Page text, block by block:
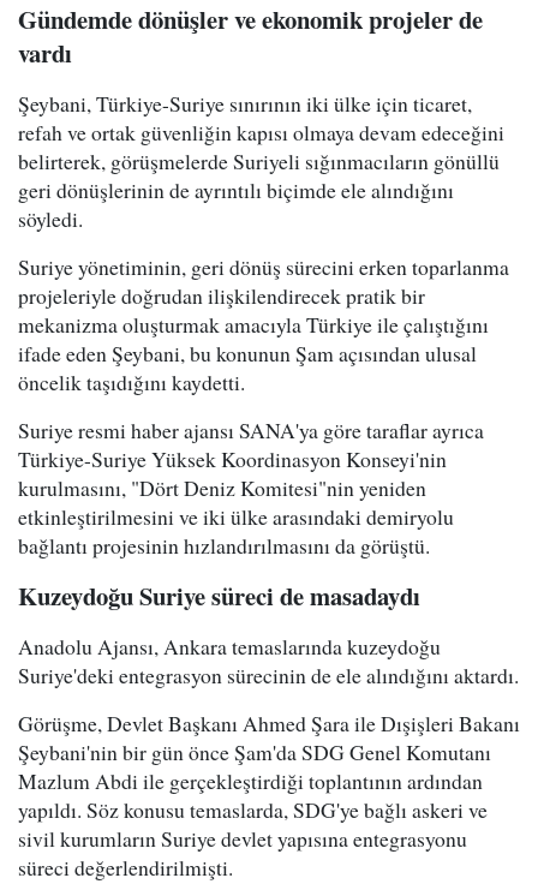
Gündemde dönüşler ve ekonomik projeler de
vardı
Şeybani, Türkiye-Suriye sınırının iki ülke için ticaret,
refah ve ortak güvenliğin kapısı olmaya devam edeceğini
belirterek, görüşmelerde Suriyeli sığınmacıların gönüllü
geri dönüşlerinin de ayrıntılı biçimde ele alındığını
söyledi.
Suriye yönetiminin, geri dönüş sürecini erken toparlanma
projeleriyle doğrudan ilişkilendirecek pratik bir
mekanizma oluşturmak amacıyla Türkiye ile çalıştığını
ifade eden Şeybani, bu konunun Şam açısından ulusal
öncelik taşıdığını kaydetti.
Suriye resmi haber ajansı SANA'ya göre taraflar ayrıca
Türkiye-Suriye Yüksek Koordinasyon Konseyi'nin
kurulmasını, "Dört Deniz Komitesi"nin yeniden
etkinleştirilmesini ve iki ülke arasındaki demiryolu
bağlantı projesinin hızlandırılmasını da görüştü.
Kuzeydoğu Suriye süreci de masadaydı
Anadolu Ajansı, Ankara temaslarında kuzeydoğu
Suriye'deki entegrasyon sürecinin de ele alındığını aktardı.
Görüşme, Devlet Başkanı Ahmed Şara ile Dışişleri Bakanı
Şeybani'nin bir gün önce Şam'da SDG Genel Komutanı
Mazlum Abdi ile gerçekleştirdiği toplantının ardından
yapıldı. Söz konusu temaslarda, SDG'ye bağlı askeri ve
sivil kurumların Suriye devlet yapısına entegrasyonu
süreci değerlendirilmişti.